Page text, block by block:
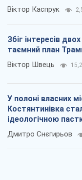
Віктор Каспрук
Збіг інтересів
таємний план
Віктор Швець
У полоні власних
Костянтинівка
ідеологічною
окупантів
Дмитро Снєгирьов